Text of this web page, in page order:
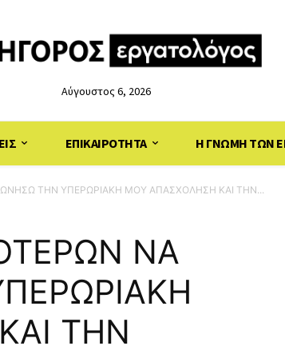
Αύγουστος 6, 2026
ΕΠΙΚΑΙΡΟΤΗΤΑ Η ΓΝΩΜΗ ΤΩΝ
ΤΗΝ ΥΠΕΡΩΡΙΑΚΗ ΜΟΥ ΑΠΑΣΧΟΛΗΣΗ ΚΑΙ ΤΗΝ...
ΝΑ
ΤΗΝ